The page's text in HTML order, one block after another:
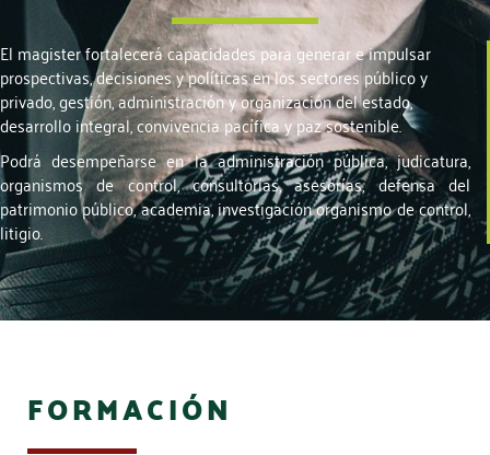
El magister fortalecerá capacidades para generar e impulsar
prospectivas, decisiones y políticas en los sectores público y
privado, gestión, administración y organización del estado,
desarrollo integral, convivencia pacífica y paz sostenible.
Podrá desempeñarse en la administración pública, judicatura,
organismos de control, consultorías, asesorías, defensa del
patrimonio público, academia, investigación organismo de control,
litigio.
FORMACIÓN